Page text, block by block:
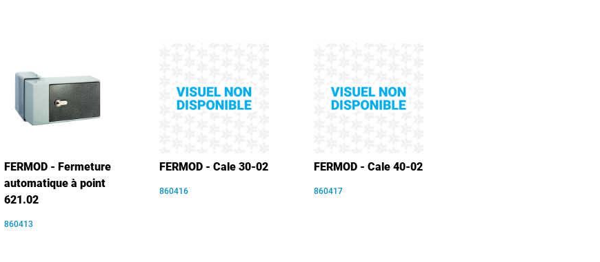
FERMOD - Fermeture
automatique à point
621.02
860413
FERMOD - Cale 30-02
860416
FERMOD - Cale 40-02
860417